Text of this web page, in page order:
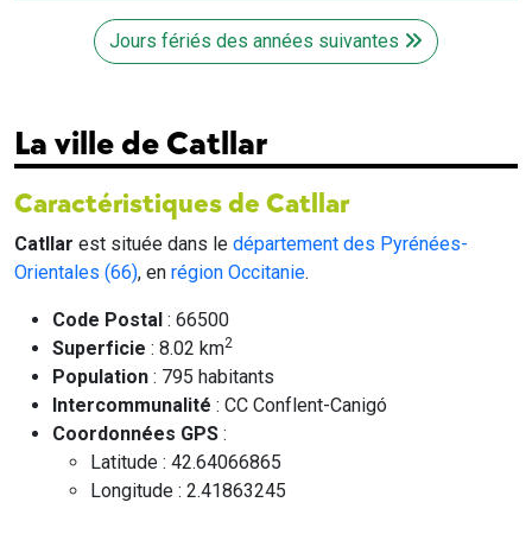
Jours fériés des années suivantes
La ville de Catllar
Caractéristiques de Catllar
Catllar est située dans le département des Pyrénées-
Orientales (66), en région Occitanie.
Code Postal : 66500
Superficie : 8.02 km2
Population : 795 habitants
Intercommunalité : CC Conflent-Canigó
Coordonnées GPS :
Latitude : 42.64066865
Longitude : 2.41863245